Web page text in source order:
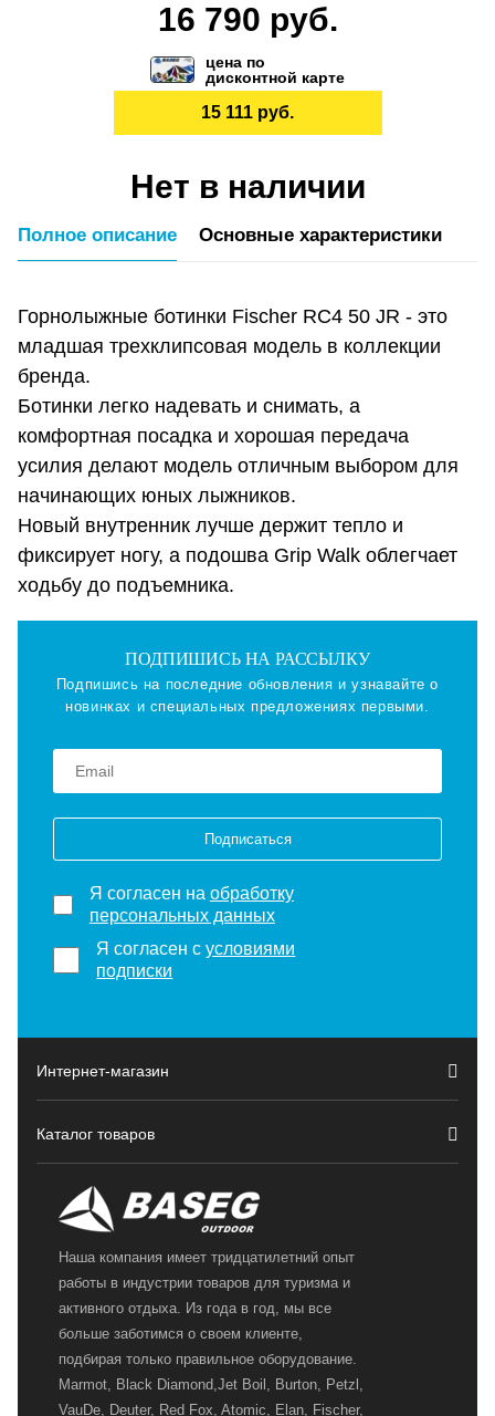
16 790 руб.
цена по
дисконтной карте
15 111 руб.
Нет в наличии
Полное описание Основные характеристики
Горнолыжные ботинки Fischer RC4 50 JR - это
младшая трехклипсовая модель в коллекции
бренда.
Ботинки легко надевать и снимать, а
комфортная посадка и хорошая передача
усилия делают модель отличным выбором для
начинающих юных лыжников.
Новый внутренник лучше держит тепло и
фиксирует ногу, а подошва Grip Walk облегчает
ходьбу до подъемника.
ПОДПИШИСЬ НА РАССЫЛКУ
Подпишись на последние обновления и узнавайте о
новинках и специальных предложениях первыми.
Подписаться
Я согласен на обработку
персональных данных
Я согласен сусловиями
подписки
Интернет-магазин
Каталог товаров
Наша компания имеет тридцатилетний опыт
работы в индустрии товаров для туризма и
активного отдыха. Из года в год, мы все
больше заботимся о своем клиенте,
подбирая только правильное оборудование.
Marmot, Black Diamond,Jet Boil, Burton, Petzl,
VauDe, Deuter, Red Fox, Atomic, Elan, Fischer,